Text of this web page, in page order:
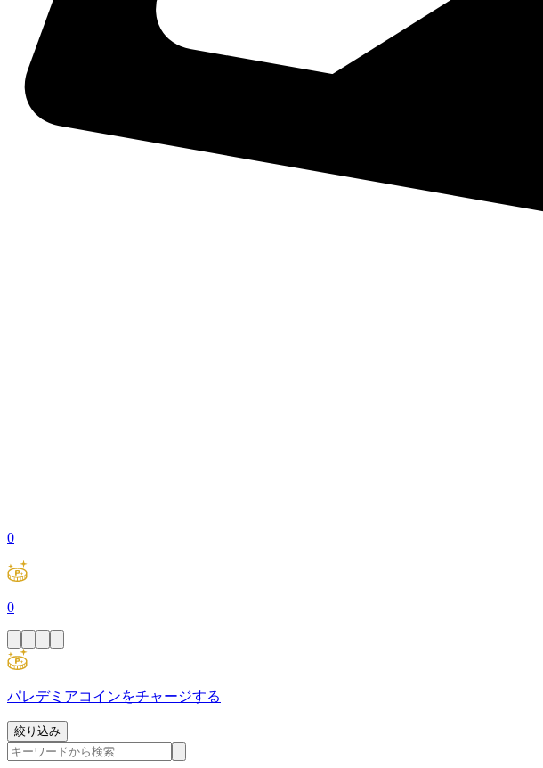
0
0
パレデミアコインをチャージする
絞り込み